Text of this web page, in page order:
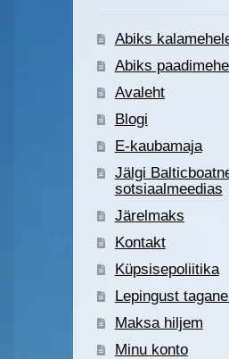
Abiks
Abiks
Avaleht
Blogi
E-kaubamaja
Jälgi
sotsiaalmeedias
Järelmaks
Kontakt
Küpsisepoliitika
Lepingust
Maksa hiljem
Minu konto